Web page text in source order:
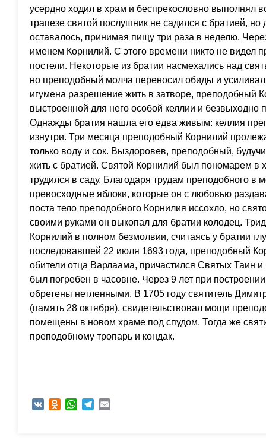
усердно ходил в храм и беспрекословно выполнял
трапезе святой послушник не садился с братией, но
оставалось, принимая пищу три раза в неделю.
именем Корнилий. С этого времени никто не видел
постели. Некоторые из братии насмехались над
но преподобный молча переносил обиды и
игумена разрешение жить в затворе, преподобный
выстроенной для него особой келлии и безвыходно
Однажды братия нашла его едва живым: келлия
изнутри. Три месяца преподобный Корнилий
только воду и сок. Выздоровев, преподобный,
жить с братией. Святой Корнилий был пономарем в
трудился в саду. Благодаря трудам преподобного в
превосходные яблоки, которые он с любовью
поста тело преподобного Корнилия иссохло, но
своими руками он выкопал для братии колодец.
Корнилий в полном безмолвии, считаясь у братии
последовавшей 22 июля 1693 года, преподобный
обители отца Варлаама, причастился Святых Таин
был погребен в часовне. Через 9 лет при
обретены нетленными. В 1705 году святитель
(память 28 октября), свидетельствовал мощи
помещены в новом храме под спудом. Тогда же
преподобному тропарь и кондак.
VK Odnoklassniki
WhatsAppTelegram